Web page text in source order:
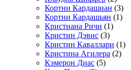
Кортни Кардашиан (3)
Кортни Кардашьян (1)
Кристиана Ричи (1)
Кристин Дэвис (3)
Кристин Каваллари (1)
Кристина Агилера (2)
Кэмерон Диас (5)